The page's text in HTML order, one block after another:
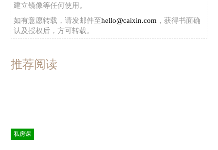
建立镜像等任何使用。
如有意愿转载，请发邮件至hello@caixin.com ，获得书面确
认及授权后，方可转载。
推荐阅读
私房课